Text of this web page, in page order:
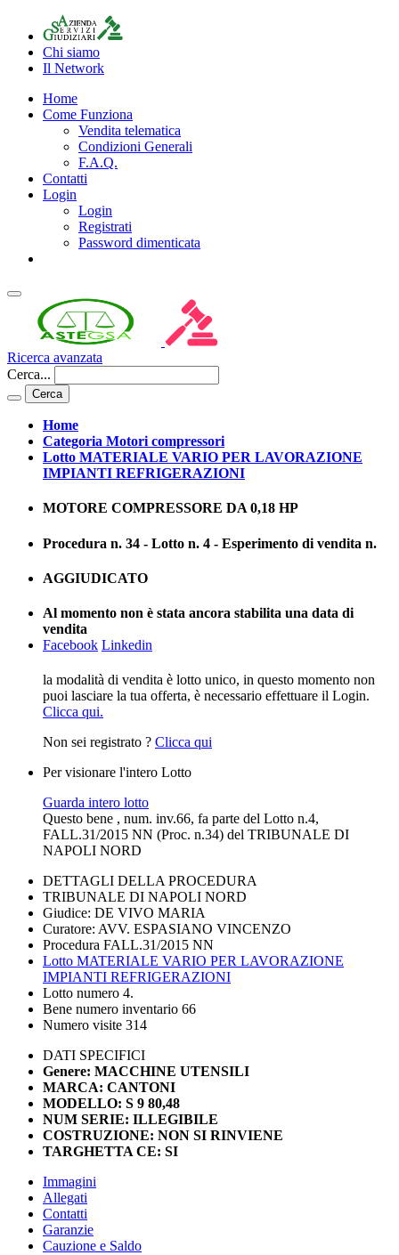
Chi siamo
Il Network
Home
Come Funziona
Vendita telematica
Condizioni Generali
F.A.Q.
Contatti
Login
Login
Registrati
Password dimenticata
Ricerca avanzata
Cerca...
Cerca
Home
Categoria Motori compressori
Lotto MATERIALE VARIO PER LAVORAZIONE
IMPIANTI REFRIGERAZIONI
MOTORE COMPRESSORE DA 0,18 HP
Procedura n. 34 - Lotto n. 4 - Esperimento di vendita n.
AGGIUDICATO
Al momento non è stata ancora stabilita una data di
vendita
Facebook Linkedin
la modalità di vendita è lotto unico, in questo momento non
puoi lasciare la tua offerta, è necessario effettuare il Login.
Clicca qui.
Non sei registrato ? Clicca qui
Per visionare l'intero Lotto
Guarda intero lotto
Questo bene , num. inv.66, fa parte del Lotto n.4,
FALL.31/2015 NN (Proc. n.34) del TRIBUNALE DI
NAPOLI NORD
DETTAGLI DELLA PROCEDURA
TRIBUNALE DI NAPOLI NORD
Giudice: DE VIVO MARIA
Curatore: AVV. ESPASIANO VINCENZO
Procedura FALL.31/2015 NN
Lotto MATERIALE VARIO PER LAVORAZIONE
IMPIANTI REFRIGERAZIONI
Lotto numero 4.
Bene numero inventario 66
Numero visite 314
DATI SPECIFICI
Genere: MACCHINE UTENSILI
MARCA: CANTONI
MODELLO: S 9 80,48
NUM SERIE: ILLEGIBILE
COSTRUZIONE: NON SI RINVIENE
TARGHETTA CE: SI
Immagini
Allegati
Contatti
Garanzie
Cauzione e Saldo